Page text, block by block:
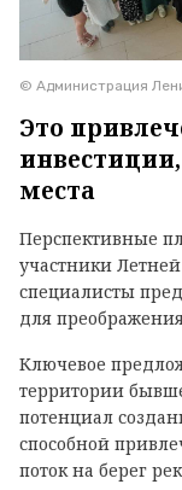
© Администрация
Это
места
Перспективные
участники
специалисты
для
Ключевое
территории
потенциал
способной
поток на берег